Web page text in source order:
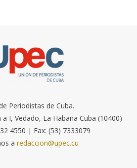
Periodistas de Cuba.
I, Vedado, La Habana Cuba (10400)
4550 | Fax: (53) 7333079
a redaccion@upec.cu